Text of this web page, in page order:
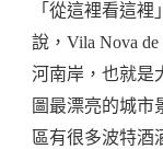
「從這裡看這
說，Vila Nova
河南岸，也就是
圖最漂亮的城市
區有很多波特酒